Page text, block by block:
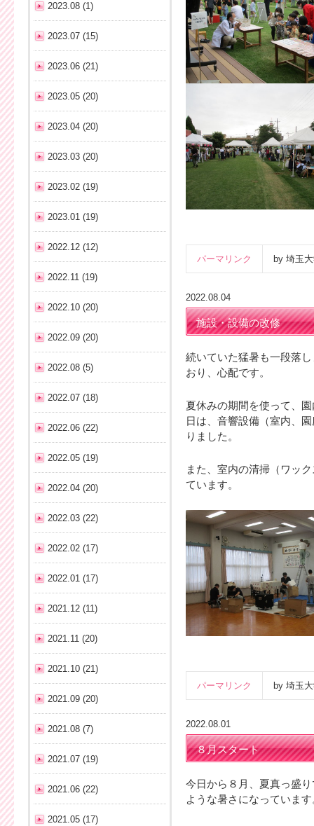
パーマリンク by 埼玉
2022.08.04
施設・設備の改修
続いていた猛暑も一段落
おり、心配です。
夏休みの期間を使って、
日は、音響設備（室内、
りました。
また、室内の清掃（ワッ
ています。
パーマリンク by 埼玉
2022.08.01
８月スタート
今日から８月、夏真っ盛
ような暑さになっています
2023.08 (1)
2023.07 (15)
2023.06 (21)
2023.05 (20)
2023.04 (20)
2023.03 (20)
2023.02 (19)
2023.01 (19)
2022.12 (12)
2022.11 (19)
2022.10 (20)
2022.09 (20)
2022.08 (5)
2022.07 (18)
2022.06 (22)
2022.05 (19)
2022.04 (20)
2022.03 (22)
2022.02 (17)
2022.01 (17)
2021.12 (11)
2021.11 (20)
2021.10 (21)
2021.09 (20)
2021.08 (7)
2021.07 (19)
2021.06 (22)
2021.05 (17)